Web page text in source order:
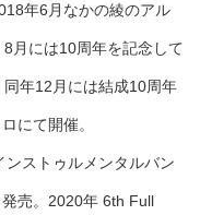
年6月なかの綾のアル
月には10周年を記念して
年12月には結成10周年
にて開催。
ストゥルメンタルバン
売。2020年 6th Full